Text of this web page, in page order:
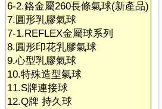
6-2.鉻金屬260長條氣球(新產品)
7.圓形乳膠氣球
7-1.REFLEX金屬球系列
8.圓形印花乳膠氣球
9.心型乳膠氣球
10.特殊造型氣球
11.S牌連接球
12.Q牌 持久球